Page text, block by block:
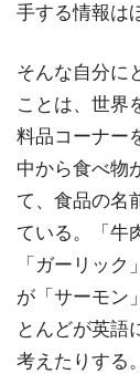
手する情報は
そんな自分に
ことは、世界
料品コーナー
中から食べ物
て、食品の名
ている。「牛
「ガーリック
が「サーモン
とんどが英語
考えたりする